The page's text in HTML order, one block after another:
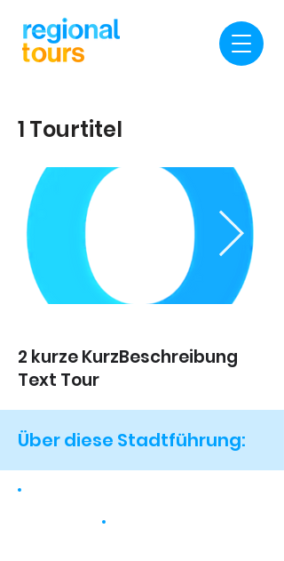
1 Tourtitel
2 kurze KurzBeschreibung
Text Tour
Über diese Stadtführung: